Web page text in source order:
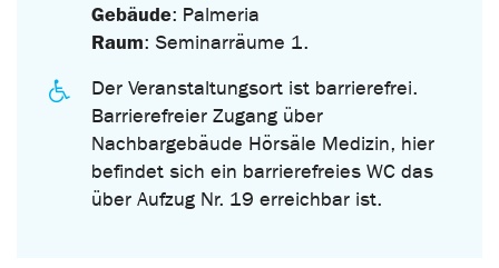
Gebäude: Palmeria
Raum: Seminarräume 1.
Der Veranstaltungsort ist barrierefrei.
Barrierefreier Zugang über
Nachbargebäude Hörsäle Medizin, hier
befindet sich ein barrierefreies WC das
über Aufzug Nr. 19 erreichbar ist.